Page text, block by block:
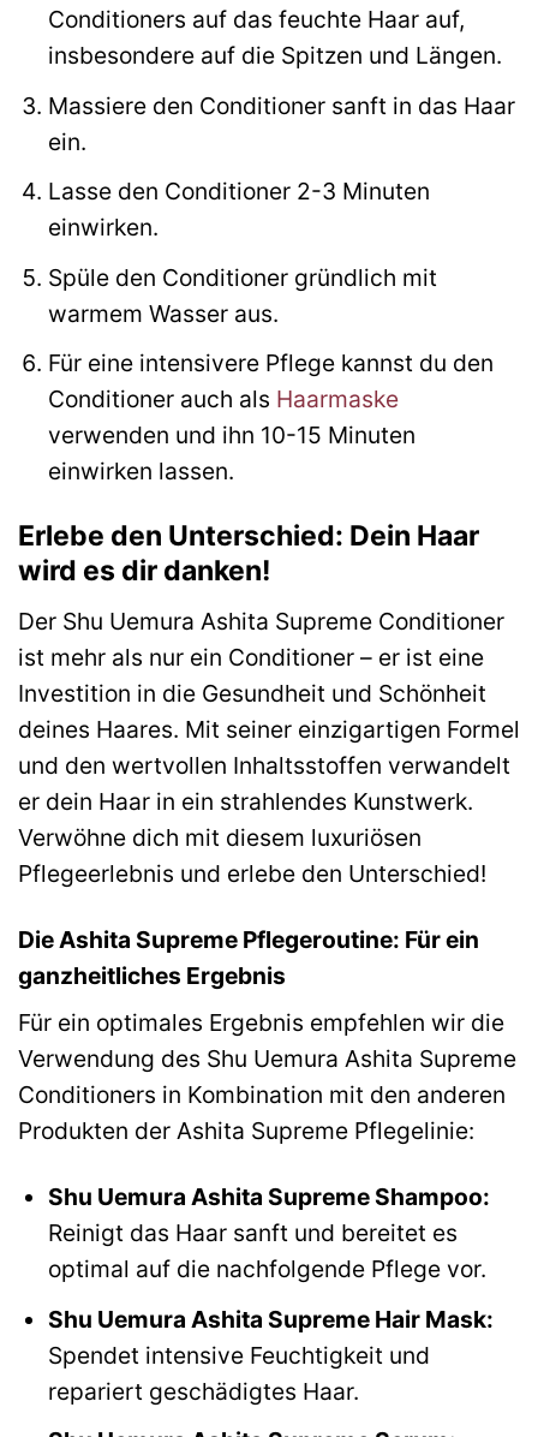
Conditioners auf das feuchte Haar auf,
insbesondere auf die Spitzen und Längen.
Massiere den Conditioner sanft in das Haar
ein.
Lasse den Conditioner 2-3 Minuten
einwirken.
Spüle den Conditioner gründlich mit
warmem Wasser aus.
Für eine intensivere Pflege kannst du den
Conditioner auch als Haarmaske
verwenden und ihn 10-15 Minuten
einwirken lassen.
Erlebe den Unterschied: Dein Haar
wird es dir danken!
Der Shu Uemura Ashita Supreme Conditioner
ist mehr als nur ein Conditioner – er ist eine
Investition in die Gesundheit und Schönheit
deines Haares. Mit seiner einzigartigen Formel
und den wertvollen Inhaltsstoffen verwandelt
er dein Haar in ein strahlendes Kunstwerk.
Verwöhne dich mit diesem luxuriösen
Pflegeerlebnis und erlebe den Unterschied!
Die Ashita Supreme Pflegeroutine: Für ein
ganzheitliches Ergebnis
Für ein optimales Ergebnis empfehlen wir die
Verwendung des Shu Uemura Ashita Supreme
Conditioners in Kombination mit den anderen
Produkten der Ashita Supreme Pflegelinie:
Shu Uemura Ashita Supreme Shampoo:
Reinigt das Haar sanft und bereitet es
optimal auf die nachfolgende Pflege vor.
Shu Uemura Ashita Supreme Hair Mask:
Spendet intensive Feuchtigkeit und
repariert geschädigtes Haar.